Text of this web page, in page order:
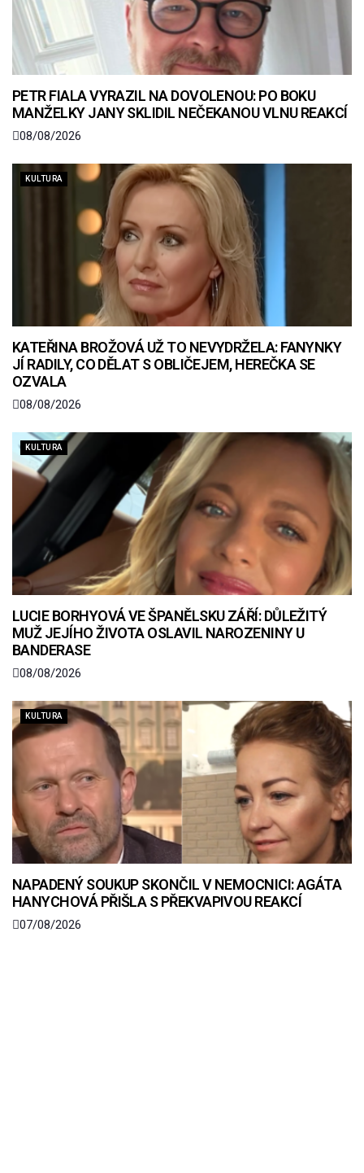
PETR FIALA VYRAZIL NA DOVOLENOU: PO BOKU
MANŽELKY JANY SKLIDIL NEČEKANOU VLNU REAKCÍ
08/08/2026
KULTURA
KATEŘINA BROŽOVÁ UŽ TO NEVYDRŽELA: FANYNKY
JÍ RADILY, CO DĚLAT S OBLIČEJEM, HEREČKA SE
OZVALA
08/08/2026
KULTURA
LUCIE BORHYOVÁ VE ŠPANĚLSKU ZÁŘÍ: DŮLEŽITÝ
MUŽ JEJÍHO ŽIVOTA OSLAVIL NAROZENINY U
BANDERASE
08/08/2026
KULTURA
NAPADENÝ SOUKUP SKONČIL V NEMOCNICI: AGÁTA
HANYCHOVÁ PŘIŠLA S PŘEKVAPIVOU REAKCÍ
07/08/2026